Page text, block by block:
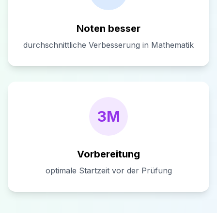
Noten besser
durchschnittliche Verbesserung in Mathematik
3M
Vorbereitung
optimale Startzeit vor der Prüfung